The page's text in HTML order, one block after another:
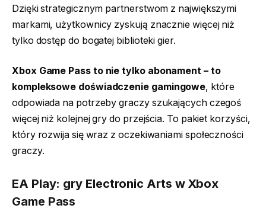
Dzięki strategicznym partnerstwom z największymi
markami, użytkownicy zyskują znacznie więcej niż
tylko dostęp do bogatej biblioteki gier.
Xbox Game Pass to nie tylko abonament – to
kompleksowe doświadczenie gamingowe, które
odpowiada na potrzeby graczy szukających czegoś
więcej niż kolejnej gry do przejścia. To pakiet korzyści,
który rozwija się wraz z oczekiwaniami społeczności
graczy.
EA Play: gry Electronic Arts w Xbox
Game Pass